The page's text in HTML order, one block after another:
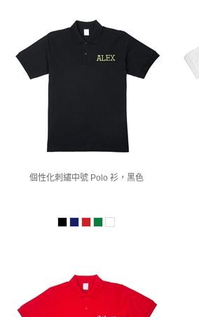
個性化刺繡中號 Polo 衫，黑色